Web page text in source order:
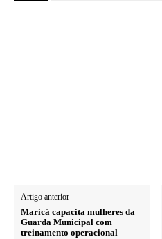
Artigo anterior
Maricá capacita mulheres da
Guarda Municipal com
treinamento operacional